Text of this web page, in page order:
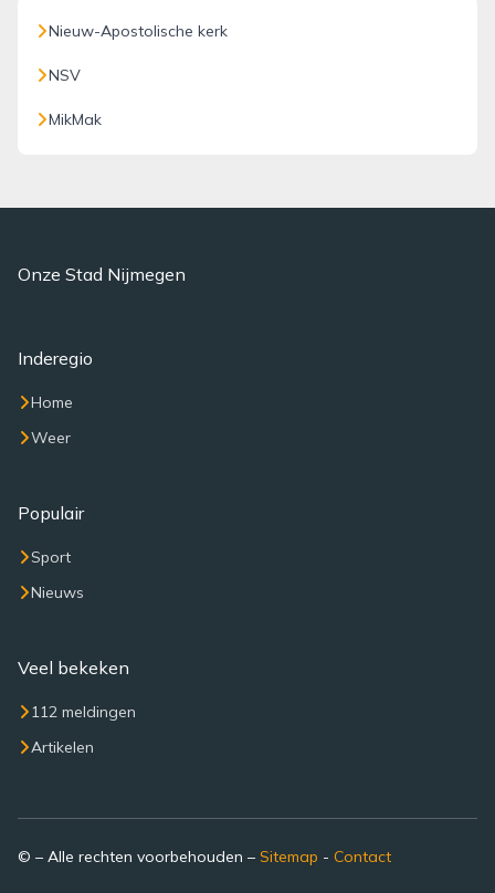
Nieuw-Apostolische kerk
NSV
MikMak
Onze Stad Nijmegen
Inderegio
Home
Weer
Populair
Sport
Nieuws
Veel bekeken
112 meldingen
Artikelen
© – Alle rechten voorbehouden – Sitemap - Contact